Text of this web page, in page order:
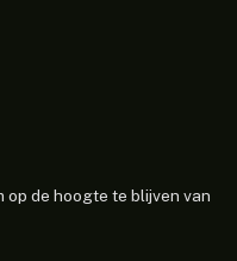
op de hoogte te blijven van